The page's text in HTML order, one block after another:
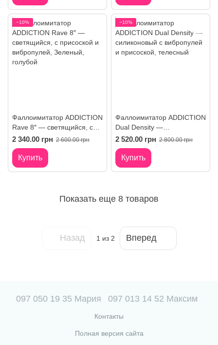
−10%
Фаллоимитатор ADDICTION
Rave 8″ — светящийся, с
присоской и вибропулей
2 340.00 грн 2 600.00 грн
Купить
−10%
Фаллоимитатор ADDICTION
Dual Density —
силиконовый с вибропулей
и присоской
2 520.00 грн 2 800.00 грн
Купить
Показать еще 8 товаров
Назад 1 из 2 Вперед
097 050 19 35 Мария 097 013 14 52 Максим
Контакты
Полная версия сайта